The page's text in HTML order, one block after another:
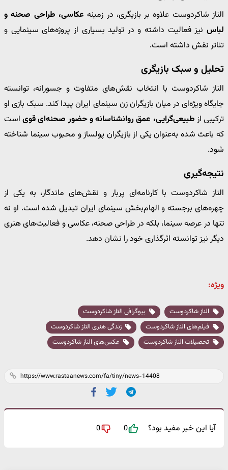
الناز شاکردوست علاوه بر بازیگری، در زمینه عکاسی، طراحی صحنه و
لباس نیز فعالیت داشته و در تولید بسیاری از پروژه‌های سینمایی و
تئاتر نقش داشته است.
تحلیل و سبک بازیگری
الناز شاکردوست با انتخاب نقش‌های متفاوت و جسورانه، توانسته
جایگاه ویژه‌ای در میان بازیگران زن سینمای ایران پیدا کند. سبک بازی او
ترکیبی از طبیعی‌گرایی، عمق روانشناسانه و حضور صحنه‌ای قویاست
که باعث شده به‌عنوان یکی از بازیگران پولساز و محبوب سینما شناخته
شود.
نتیجه‌گیری
الناز شاکردوست با کارنامه‌ای پربار و نقش‌های ماندگار، به یکی از
چهره‌های برجسته و الهام‌بخش سینمای ایران تبدیل شده است. او نه
تنها در عرصه سینما، بلکه در طراحی صحنه، عکاسی و فعالیت‌های هنری
دیگر نیز توانسته اثرگذاری خود را نشان دهد.
ویژه:
الناز شاکردوست
بیوگرافی الناز شاکردوست
فیلم‌های الناز شاکردوست
زندگی هنری الناز شاکردوست
تحصیلات الناز شاکردوست
عکس‌های الناز شاکردوست
آیا این خبر مفید بود؟ 0
0